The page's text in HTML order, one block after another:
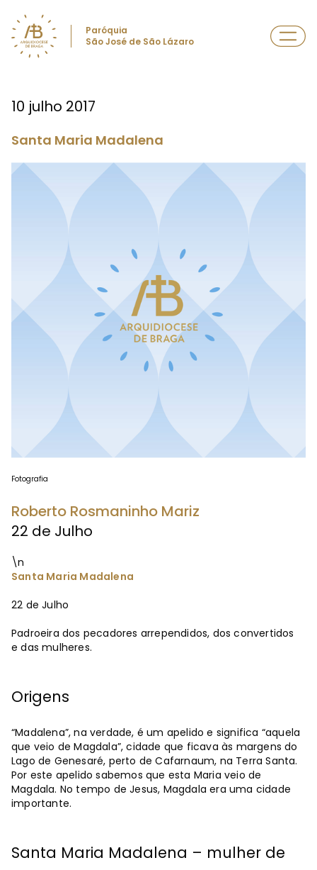
Paróquia
São José de São Lázaro
10 julho 2017
Santa Maria Madalena
Fotografia
Roberto Rosmaninho Mariz
22 de Julho
\n
Santa Maria Madalena
22 de Julho
Padroeira dos pecadores arrependidos, dos convertidos
e das mulheres.
Origens
“Madalena”, na verdade, é um apelido e significa “aquela
que veio de Magdala”, cidade que ficava às margens do
Lago de Genesaré, perto de Cafarnaum, na Terra Santa.
Por este apelido sabemos que esta Maria veio de
Magdala. No tempo de Jesus, Magdala era uma cidade
importante.
Santa Maria Madalena – mulher de